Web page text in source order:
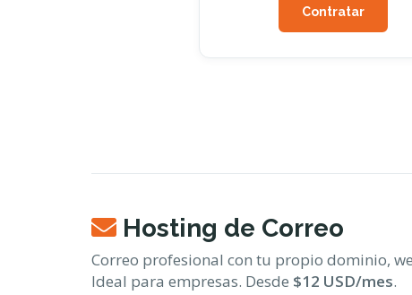
Contratar
Hosting de Correo
Correo profesional con tu propio dominio,
Ideal para empresas. Desde $12 USD/mes.